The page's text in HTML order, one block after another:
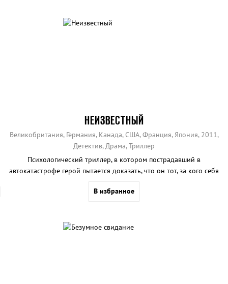
НЕИЗВЕСТНЫЙ
Великобритания, Германия, Канада, США, Франция, Япония, 2011,
Детектив, Драма, Триллер
Психологический триллер, в котором пострадавший в
автокатастрофе герой пытается доказать, что он тот, за кого себя
В избранное